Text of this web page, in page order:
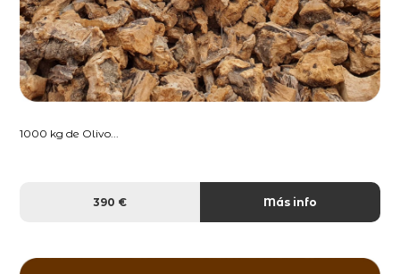
1000 kg de Olivo...
390 € Más info